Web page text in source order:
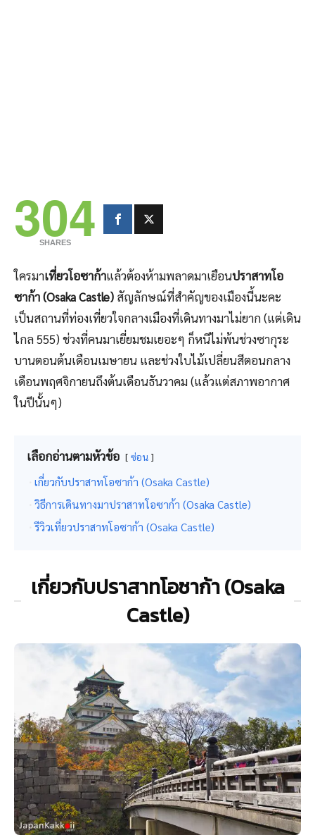
304
SHARES
ใครมาเที่ยวโอซาก้าแล้วต้องห้ามพลาดมาเยือนปราสาทโอ
ซาก้า (Osaka Castle) สัญลักษณ์ที่สำคัญของเมืองนี้นะคะ
เป็นสถานที่ท่องเที่ยวใจกลางเมืองที่เดินทางมาไม่ยาก (แต่เดิน
ไกล 555) ช่วงที่คนมาเยี่ยมชมเยอะๆ ก็หนีไม่พ้นช่วงซากุระ
บานตอนต้นเดือนเมษายน และช่วงใบไม้เปลี่ยนสีตอนกลาง
เดือนพฤศจิกายนถึงต้นเดือนธันวาคม (แล้วแต่สภาพอากาศ
ในปีนั้นๆ)
เลือกอ่านตามหัวข้อ ซ่อน
เกี่ยวกับปราสาทโอซาก้า (Osaka Castle)
วิธีการเดินทางมาปราสาทโอซาก้า (Osaka Castle)
รีวิวเที่ยวปราสาทโอซาก้า (Osaka Castle)
เกี่ยวกับปราสาทโอซาก้า (Osaka
Castle)